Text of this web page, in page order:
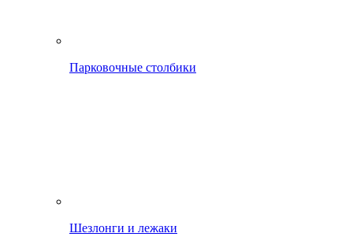
Парковочные столбики
Шезлонги и лежаки